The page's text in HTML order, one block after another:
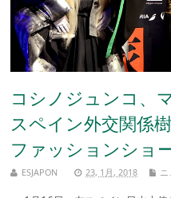
コシノジュンコ、
スペイン外交関係
ファッションショ
ESJAPON 23, 1月, 2018